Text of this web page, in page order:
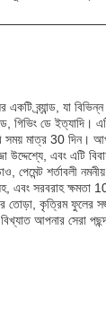
ব্র্যান্ড, যা
গিভিং ডে ইত্যাদি।
সময় মাত্র 30 দিন।
উদ্দেশ্যে, এবং এটি
পেমেন্ট শর্তাবলী
সহ, এবং সরবরাহ
তোড়া, কৃত্রিম ফুলের
আপনার সেরা